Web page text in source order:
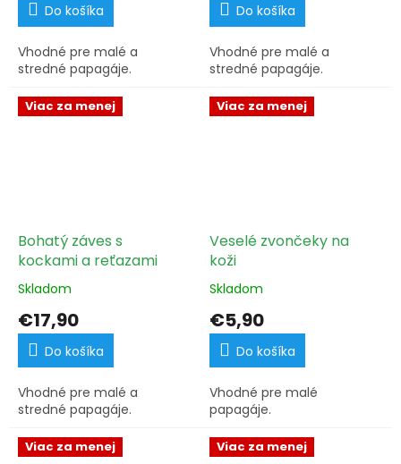
Do košíka
Vhodné pre malé a
stredné papagáje.
Do košíka
Vhodné pre malé a
stredné papagáje.
Viac za menej
Bohatý záves s
kockami a reťazami
Skladom
€17,90
Do košíka
Vhodné pre malé a
stredné papagáje.
Viac za menej
Veselé zvončeky na
koži
Skladom
€5,90
Do košíka
Vhodné pre malé
papagáje.
Viac za menej Viac za menej